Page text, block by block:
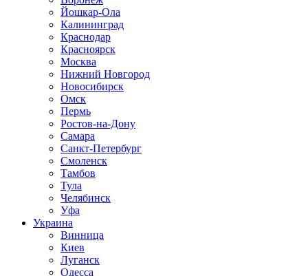
Йошкар-Ола
Калининград
Краснодар
Красноярск
Москва
Нижний Новгород
Новосибирск
Омск
Пермь
Ростов-на-Дону
Самара
Санкт-Петербург
Смоленск
Тамбов
Тула
Челябинск
Уфа
Украина
Винница
Киев
Луганск
Одесса